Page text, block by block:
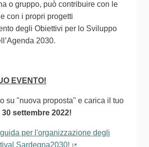
o gruppo, può contribuire con le
con i propri progetti
degli Obiettivi per lo Sviluppo
2030.
EVENTO!
su "nuova proposta" e carica il tuo
30 settembre 2022!
per l'organizzazione degli
Sardegna2030!